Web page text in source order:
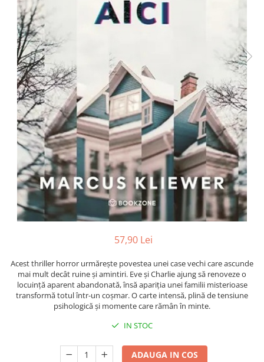
Mine și rezerve
Cretă școlară și creativă
Accesorii școlare
Coperți caiete si cărți
Etichete școlare
Carnete pentru elevi
Lupe și articole educative
Foarfece școlare
Globuri pământești
Cutii sandwich și caserole
Umbrele pentru copii
Termosuri
Pahare și sticle pentru scoală
Cutii pentru depozitare
Caiete matematică
Caiete muzică
Caiete geografie și biologie
Caiete tip I, II și III
57,90 Lei
Acest thriller horror urmărește povestea unei case vechi care ascunde
mai mult decât ruine și amintiri. Eve și Charlie ajung să renoveze o
locuință aparent abandonată, însă apariția unei familii misterioase
transformă totul într-un coșmar. O carte intensă, plină de tensiune
psihologică și momente care rămân în minte.
IN STOC
ADAUGA IN COS